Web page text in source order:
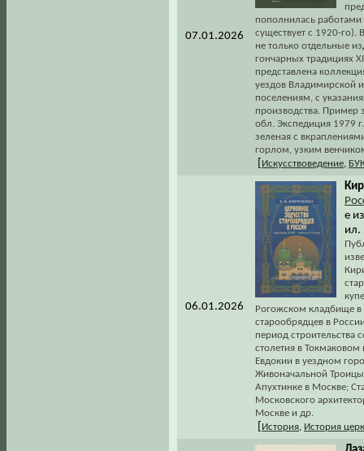
07.01.2026
пополнилась
существует с 1920-го).
не только отдельные
гончарных традициях
представлена
уездов Владимирской
поселениям, с
производства. Пример
обл. Экспедиция 1979
зеленая с
горлом, узким
Искусствоведение
06.01.2026
е
ил.
Рогожском кладбище в
старообрядцев в
период
столетия в
Евдокии в уездном
Живоначальной Троицы
Апухтинке в Москве;
Московского
Москве и др.
История История